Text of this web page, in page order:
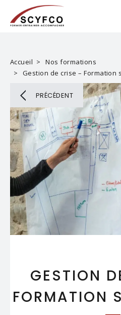
Accueil
Nos formations
Gestion de crise – Formation
PRÉCÉDENT
GESTION
FORMATION